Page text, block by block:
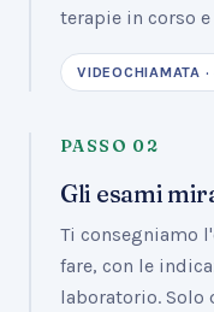
terapie in corso
VIDEOCHIAMATA
PASSO 02
Gli esami
Ti consegniamo
fare, con le
laboratorio. Solo